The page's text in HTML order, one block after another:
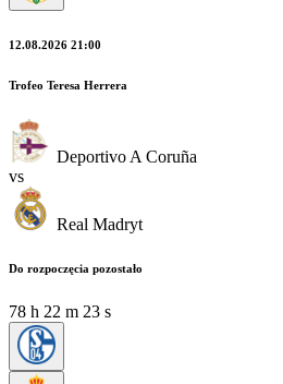
12.08.2026 21:00
Trofeo Teresa Herrera
Deportivo A Coruña
vs
Real Madryt
Do rozpoczęcia pozostało
78 h 22 m 21 s